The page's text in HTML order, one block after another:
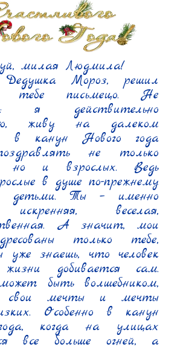
милая Людмила!
Мороз, решил
тебе письмецо. Не
я действительно
живу на далеком
в канун Нового года
не только
но и взрослых. Ведь
в душе по-прежнему
детьми. Ты – именно
веселая,
А значит, мои
только тебе,
знаешь, что человек
добивается сам.
быть волшебником,
свои мечты и мечты
Особенно в канун
когда на улицах
все больше огней, а